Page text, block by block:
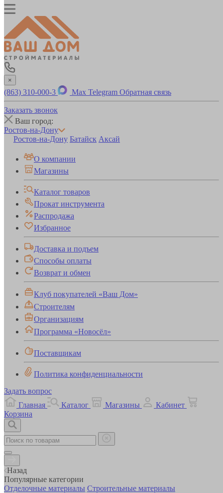
×
(863) 310-000-3 Max Telegram Обратная связь
Заказать звонок
Ваш город:
Ростов-на-Дону
Ростов-на-Дону Батайск Аксай
О компании
Магазины
Каталог товаров
Прокат инструмента
Распродажа
Избранное
Доставка и подъем
Способы оплаты
Возврат и обмен
Клуб покупателей «Ваш Дом»
Строителям
Организациям
Программа «Новосёл»
Поставщикам
Политика конфиденциальности
Задать вопрос
Главная
Каталог Магазины
Кабинет
Корзина
Назад
Популярные категории
Отделочные материалы Строительные материалы